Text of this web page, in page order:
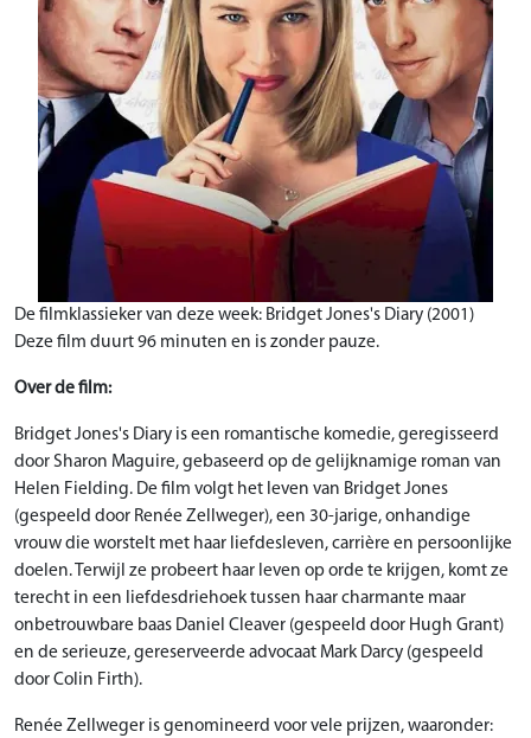
De filmklassieker van deze week: Bridget Jones's Diary (2001)
Deze film duurt 96 minuten en is zonder pauze.
Over de film:
Bridget Jones's Diary is een romantische komedie, geregisseerd
door Sharon Maguire, gebaseerd op de gelijknamige roman van
Helen Fielding. De film volgt het leven van Bridget Jones
(gespeeld door Renée Zellweger), een 30-jarige, onhandige
vrouw die worstelt met haar liefdesleven, carrière en persoonlijke
doelen. Terwijl ze probeert haar leven op orde te krijgen, komt ze
terecht in een liefdesdriehoek tussen haar charmante maar
onbetrouwbare baas Daniel Cleaver (gespeeld door Hugh Grant)
en de serieuze, gereserveerde advocaat Mark Darcy (gespeeld
door Colin Firth).
Renée Zellweger is genomineerd voor vele prijzen, waaronder: